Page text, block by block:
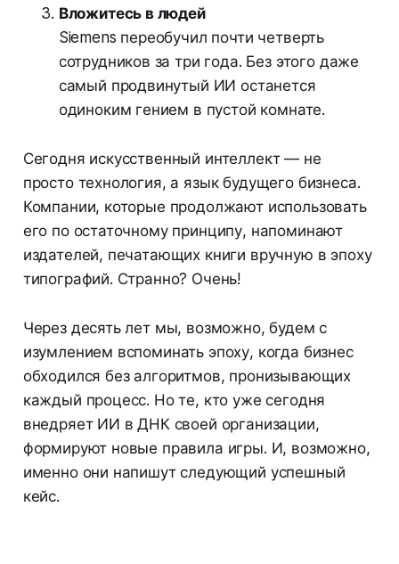
Вложитесь в людей
Siemens переобучил почти четверть
сотрудников за три года. Без этого даже
самый продвинутый ИИ останется
одиноким гением в пустой комнате.
Сегодня искусственный интеллект — не
просто технология, а язык будущего бизнеса.
Компании, которые продолжают использовать
его по остаточному принципу, напоминают
издателей, печатающих книги вручную в эпоху
типографий. Странно? Очень!
Через десять лет мы, возможно, будем с
изумлением вспоминать эпоху, когда бизнес
обходился без алгоритмов, пронизывающих
каждый процесс. Но те, кто уже сегодня
внедряет ИИ в ДНК своей организации,
формируют новые правила игры. И, возможно,
именно они напишут следующий успешный
кейс.